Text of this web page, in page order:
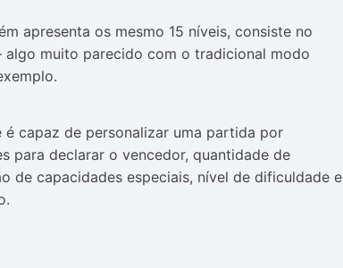
apresenta os mesmo 15 níveis, consiste no
muito parecido com o tradicional modo
é capaz de personalizar uma partida por
para declarar o vencedor, quantidade de
de capacidades especiais, nível de dificuldade e